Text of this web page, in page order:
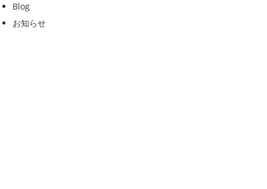
Blog
お知らせ